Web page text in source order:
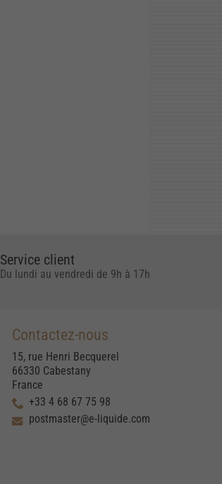
Service client
Du lundi au vendredi de 9h à 17h
Contactez-nous
15, rue Henri Becquerel
66330 Cabestany
France
+33 4 68 67 75 98
postmaster@e-liquide.com